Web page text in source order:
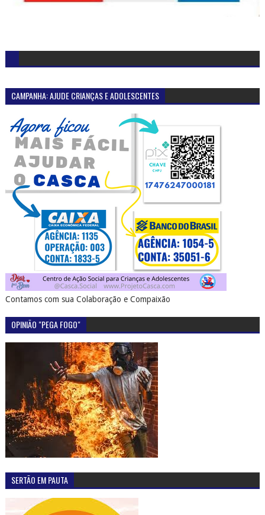
CAMPANHA: AJUDE CRIANÇAS E ADOLESCENTES
Contamos com sua Colaboração e Compaixão
OPINIÃO "PEGA FOGO"
SERTÃO EM PAUTA